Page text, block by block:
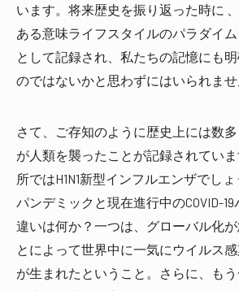
います。将来歴史を振り返った時に
ある意味ライフスタイルのパラダイ
として記録され、私たちの記憶にも
のではないかと思わずにはいられませ
さて、ご存知のように歴史上には数
が人類を襲ったことが記録されてい
所ではH1N1新型インフルエンザでし
パンデミックと現在進行中のCOVID-
違いは何か？一つは、グローバル化
とによって世界中に一気にウイルス
が生まれたということ。さらに、も